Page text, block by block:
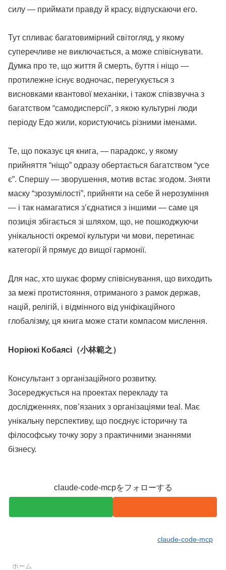
силу — приймати правду й красу, відпускаючи его.
Тут спливає багатовимірний світогляд, у якому
суперечливе не виключається, а може співіснувати.
Думка про те, що життя й смерть, буття і ніщо —
протилежне існує водночас, перегукується з
висновками квантової механіки, і також співзвучна з
багатством “самодисперсії”, з якою культурні люди
періоду Едо жили, користуючись різними іменами.
Те, що показує ця книга, — парадокс, у якому
прийняття “ніщо” одразу обертається багатством “усе
є”. Спершу — зворушення, мотив встає згодом. Зняти
маску “зрозумілості”, прийняти на себе й нерозуміння
— і так намагатися з’єднатися з іншими — саме ця
позиція збігається зі шляхом, що, не пошкоджуючи
унікальності окремої культури чи мови, перетинає
категорії й прямує до вищої гармонії.
Для нас, хто шукає форму співіснування, що виходить
за межі протистояння, отриманого з рамок держав,
націй, релігій, і відмінного від уніфікаційного
глобалізму, ця книга може стати компасом мислення.
Норіюкі Кобаясі（小林範之）
Консультант з організаційного розвитку.
Зосереджується на проектах перекладу та
дослідженнях, пов’язаних з організаціями teal. Має
унікальну перспективу, що поєднує історичну та
філософську точку зору з практичними знаннями
бізнесу.
claude-code-mcpをフォローする
claude-code-mcp
ホーム